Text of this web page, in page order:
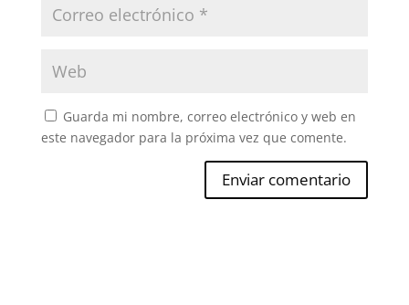
Guarda mi nombre, correo electrónico y web en
este navegador para la próxima vez que comente.